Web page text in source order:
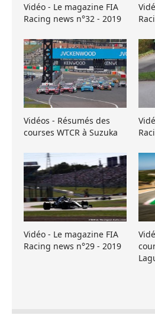
Vidéo - Le magazine FIA
Racing news n°32 - 2019
Vidéos - Résumés des
courses WTCR à Suzuka
Vidéo - Le magazine FIA
Racing news n°29 - 2019